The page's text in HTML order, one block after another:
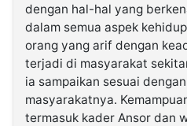
dengan hal-hal yang
dalam semua aspek
orang yang arif dengan
terjadi di masyarakat
ia sampaikan sesuai
masyarakatnya.
termasuk kader Ansor dan